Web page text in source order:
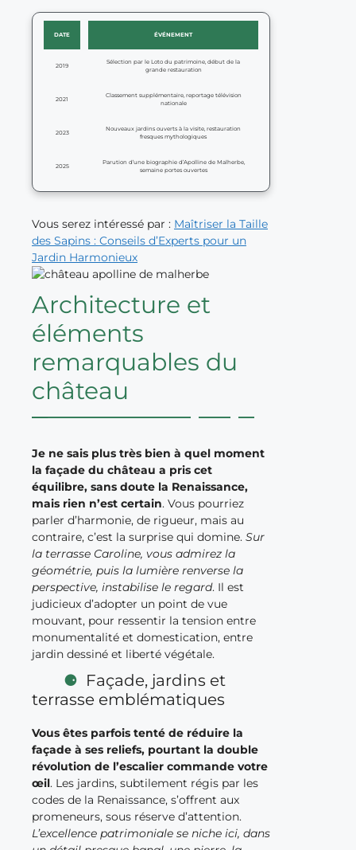
DATE ÉVÉNEMENT
2019
Sélection par le Loto du patrimoine, début de la
grande restauration
2021
Classement supplémentaire, reportage télévision
nationale
2023
Nouveaux jardins ouverts à la visite, restauration
fresques mythologiques
2025
Parution d’une biographie d’Apolline de Malherbe,
semaine portes ouvertes
Vous serez intéressé par : Maîtriser la Taille
des Sapins : Conseils d’Experts pour un
Jardin Harmonieux
Architecture et
éléments
remarquables du
château
Je ne sais plus très bien à quel moment
la façade du château a pris cet
équilibre, sans doute la Renaissance,
mais rien n’est certain. Vous pourriez
parler d’harmonie, de rigueur, mais au
contraire, c’est la surprise qui domine. Sur
la terrasse Caroline, vous admirez la
géométrie, puis la lumière renverse la
perspective, instabilise le regard. Il est
judicieux d’adopter un point de vue
mouvant, pour ressentir la tension entre
monumentalité et domestication, entre
jardin dessiné et liberté végétale.
Façade, jardins et
terrasse emblématiques
Vous êtes parfois tenté de réduire la
façade à ses reliefs, pourtant la double
révolution de l’escalier commande votre
œil. Les jardins, subtilement régis par les
codes de la Renaissance, s’offrent aux
promeneurs, sous réserve d’attention.
L’excellence patrimoniale se niche ici, dans